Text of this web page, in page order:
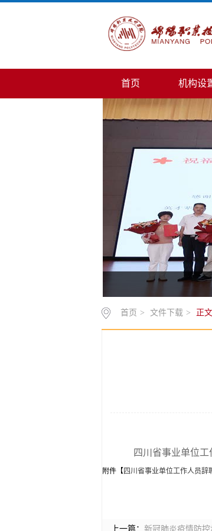
首页 机构设
首页 > 文件下载 > 正文
四川省事业单位
附件【四川省事业单位工作人员辞
上一篇： 新冠肺炎疫情防控